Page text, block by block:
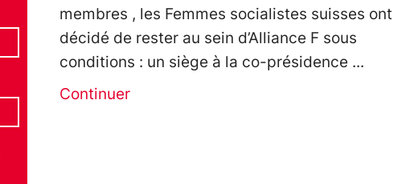
membres , les Femmes socialistes suisses ont
décidé de rester au sein d’Alliance F sous
conditions : un siège à la co-présidence
Continuer